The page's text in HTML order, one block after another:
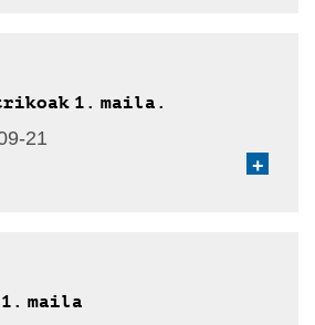
1. maila.
21
+
1. maila